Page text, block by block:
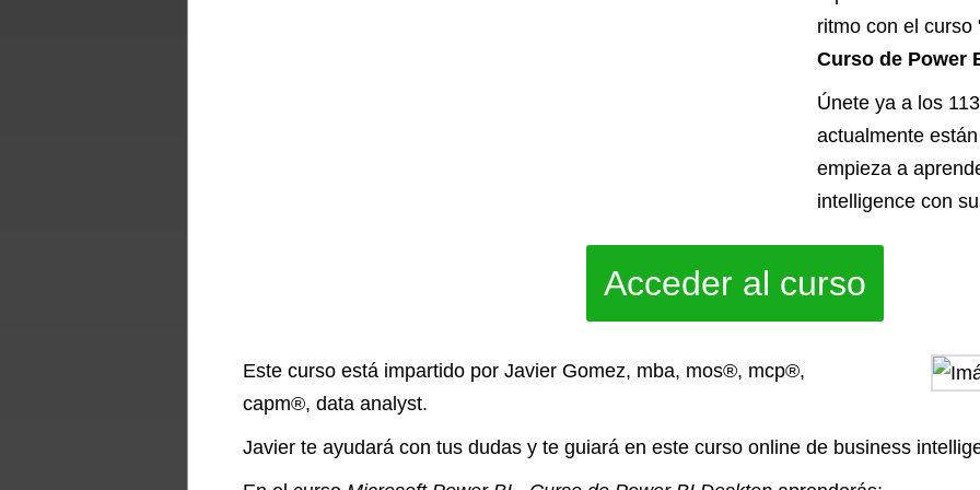
ritmo con el curso
Curso de Power
Únete ya a los
actualmente
empieza a
intelligence con
Acceder al curso
Este curso está impartido por Javier Gomez, mba, mos®, mcp®,
capm®, data analyst.
Javier te ayudará con tus dudas y te guiará en este curso online de business